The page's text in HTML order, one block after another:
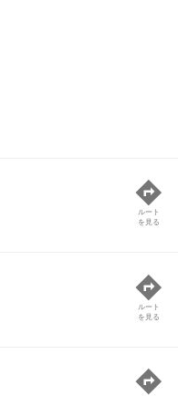
ルート
を見る
ルート
を見る